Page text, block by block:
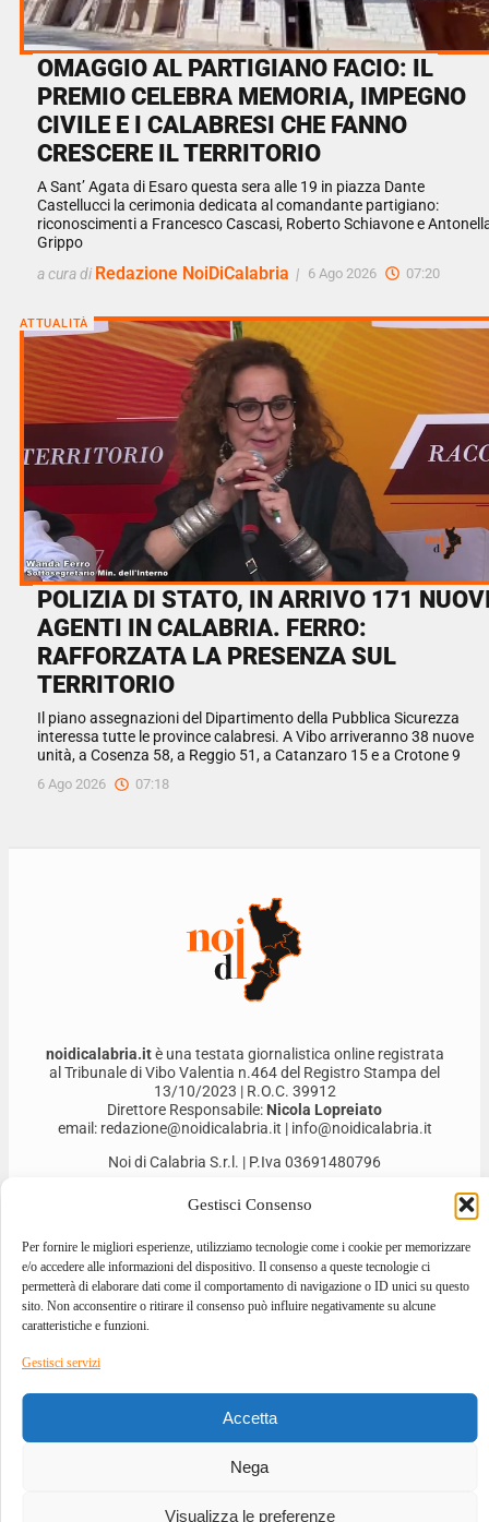
Gestisci Consenso
Per fornire le migliori esperienze, utilizziamo tecnologie come i cookie per memorizzare
e/o accedere alle informazioni del dispositivo. Il consenso a queste tecnologie ci
permetterà di elaborare dati come il comportamento di navigazione o ID unici su questo
sito. Non acconsentire o ritirare il consenso può influire negativamente su alcune
caratteristiche e funzioni.
Gestisci servizi
Accetta
Nega
Visualizza le preferenze
OMAGGIO AL PARTIGIANO FACIO: IL
PREMIO CELEBRA MEMORIA, IMPEGNO
CIVILE E I CALABRESI CHE FANNO
CRESCERE IL TERRITORIO
A Sant’ Agata di Esaro questa sera alle 19 in piazza Dante
Castellucci la cerimonia dedicata al comandante partigiano:
riconoscimenti a Francesco Cascasi, Roberto Schiavone e
Grippo
a cura di Redazione NoiDiCalabria | 6 Ago 2026 07:20
ATTUALITÀ
POLIZIA DI STATO, IN ARRIVO 171
AGENTI IN CALABRIA. FERRO:
RAFFORZATA LA PRESENZA SUL
TERRITORIO
Il piano assegnazioni del Dipartimento della Pubblica Sicurezza
interessa tutte le province calabresi. A Vibo arriveranno 38 nuove
unità, a Cosenza 58, a Reggio 51, a Catanzaro 15 e a Crotone 9
6 Ago 2026 07:18
noidicalabria.itè una testata giornalistica online registrata
al Tribunale di Vibo Valentia n.464 del Registro Stampa del
13/10/2023 | R.O.C. 39912
Direttore Responsabile: Nicola Lopreiato
email: redazione@noidicalabria.it | info@noidicalabria.it
Noi di Calabria S.r.l. | P.Iva 03691480796
GIOVANNI BEVACQUA